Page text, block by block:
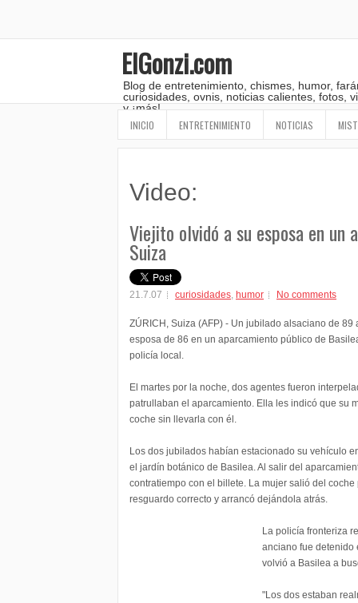
ElGonzi.com
Blog de entretenimiento, chismes, humor,
curiosidades, ovnis, noticias calientes, fotos,
y ¡más!
INICIO ENTRETENIMIENTO NOTICIAS
Video:
Viejito olvidó a su esposa en un
Suiza
21.7.07 curiosidades, humor No comments
ZÚRICH, Suiza (AFP) - Un jubilado alsaciano de 89
esposa de 86 en un aparcamiento público de
policía local.
El martes por la noche, dos agentes fueron
patrullaban el aparcamiento. Ella les indicó que su
coche sin llevarla con él.
Los dos jubilados habían estacionado su vehículo
el jardín botánico de Basilea. Al salir del
contratiempo con el billete. La mujer salió del
resguardo correcto y arrancó dejándola atrás.
La policía fronteriza
anciano fue detenido
volvió a Basilea a
"Los dos estaban